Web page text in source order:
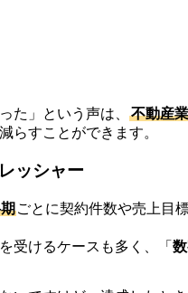
た」という声は、 不動産
らすことができます。
ッシャー
ごとに契約件数や売上目
受けるケースも多く、「